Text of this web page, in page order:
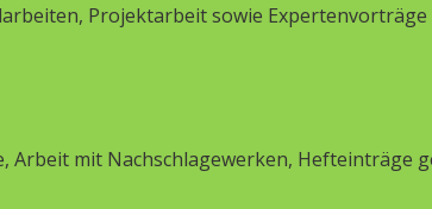
Projektarbeit sowie Expertenvorträge
Arbeit mit Nachschlagewerken, Hefteinträge